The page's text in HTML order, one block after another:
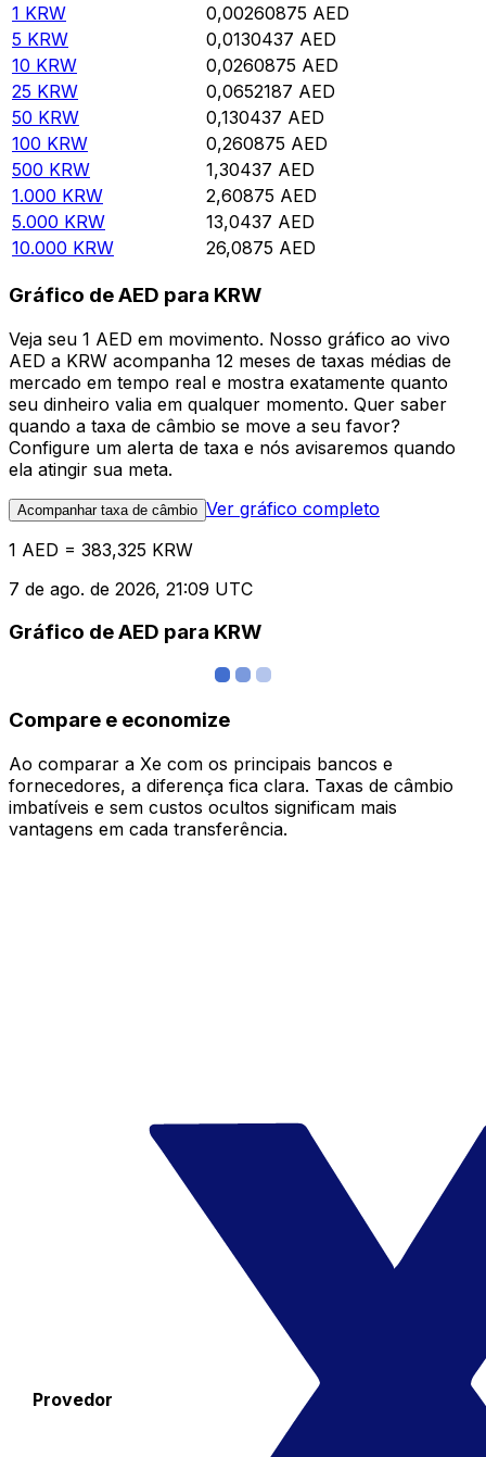
1 KRW 0,00260875 AED
5 KRW 0,0130437 AED
10 KRW 0,0260875 AED
25 KRW 0,0652187 AED
50 KRW 0,130437 AED
100 KRW 0,260875 AED
500 KRW 1,30437 AED
1.000 KRW 2,60875 AED
5.000 KRW 13,0437 AED
10.000 KRW 26,0875 AED
Gráfico de AED para KRW
Veja seu 1 AED em movimento. Nosso gráfico ao vivo
AED a KRW acompanha 12 meses de taxas médias de
mercado em tempo real e mostra exatamente quanto
seu dinheiro valia em qualquer momento. Quer saber
quando a taxa de câmbio se move a seu favor?
Configure um alerta de taxa e nós avisaremos quando
ela atingir sua meta.
Acompanhar taxa de câmbio Ver gráfico completo
1 AED = 383,325 KRW
7 de ago. de 2026, 21:09 UTC
Gráfico de AED para KRW
Compare e economize
Ao comparar a Xe com os principais bancos e
fornecedores, a diferença fica clara. Taxas de câmbio
imbatíveis e sem custos ocultos significam mais
vantagens em cada transferência.
Provedor